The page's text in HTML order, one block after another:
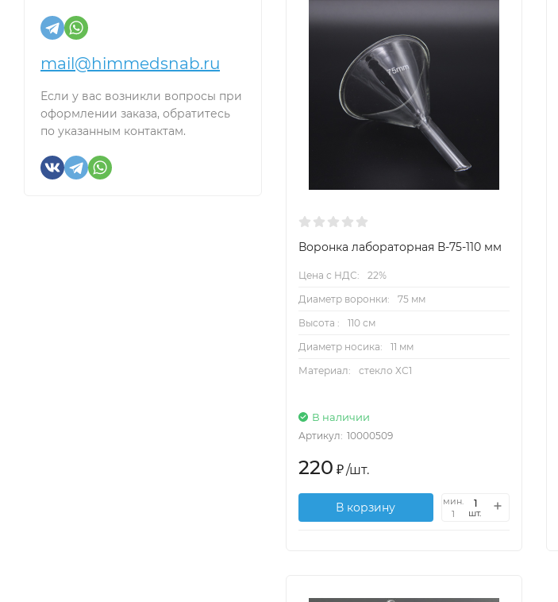
mail@himmedsnab.ru
Если у вас возникли вопросы при
оформлении заказа, обратитесь
по указанным контактам.
Воронка лабораторная В-75-110 мм
Цена с НДС:
22%
Диаметр воронки:
75 мм
Высота :
110 см
Диаметр носика:
11 мм
Материал:
стекло ХС1
В наличии
Артикул: 10000509
220 ₽/шт.
В корзину
мин.
1
шт.